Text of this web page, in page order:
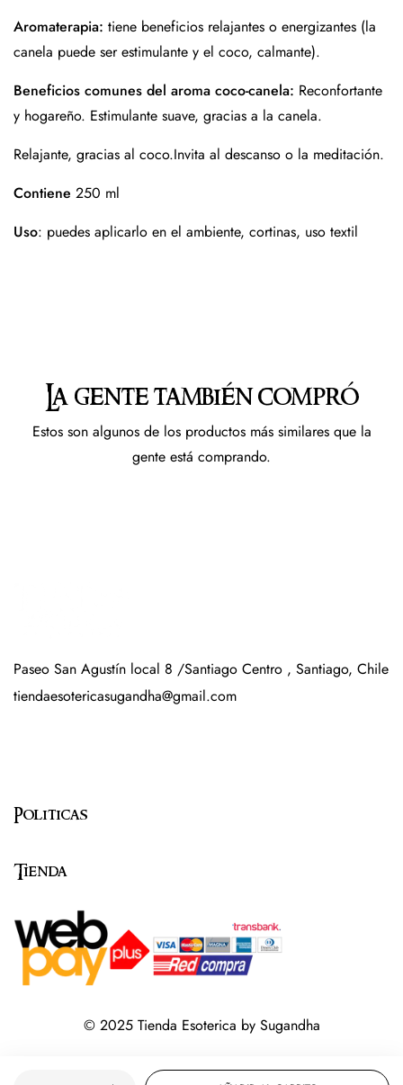
Aromaterapia: tiene beneficios relajantes o energizantes (la
canela puede ser estimulante y el coco, calmante).
Beneficios comunes del aroma coco-canela: Reconfortante
y hogareño. Estimulante suave, gracias a la canela.
Relajante, gracias al coco.Invita al descanso o la meditación.
Contiene 250 ml
Uso: puedes aplicarlo en el ambiente, cortinas, uso textil
La gente también compró
Estos son algunos de los productos más similares que la
gente está comprando.
Paseo San Agustín local 8 /Santiago Centro , Santiago, Chile
tiendaesotericasugandha@gmail.com
Politicas
Tienda
© 2025 Tienda Esoterica by Sugandha